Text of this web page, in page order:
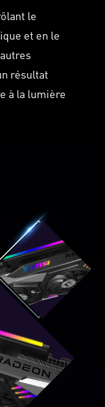
le
et en le
résultat
à la lumière